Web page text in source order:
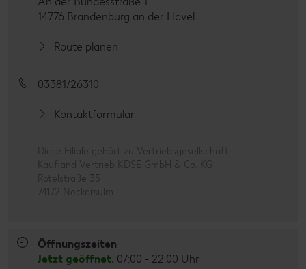
14776 Brandenburg an der Havel
Route planen
03381/26310
Kontaktformular
Diese Filiale gehört zu Vertriebsgesellschaft
Kaufland Vertrieb KDSE GmbH & Co. KG
Rötelstraße 35
74172 Neckarsulm
Öffnungszeiten
Jetzt geöffnet. 07:00 - 22:00 Uhr